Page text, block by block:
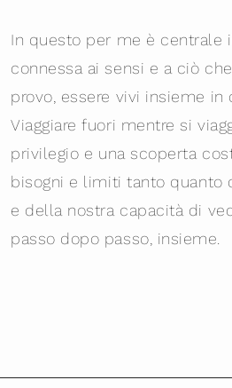
In questo per me è centrale
connessa ai sensi e a ciò
provo, essere vivi insieme in
Viaggiare fuori mentre si
privilegio e una scoperta
bisogni e limiti tanto quanto
e della nostra capacità di
passo dopo passo, insieme.